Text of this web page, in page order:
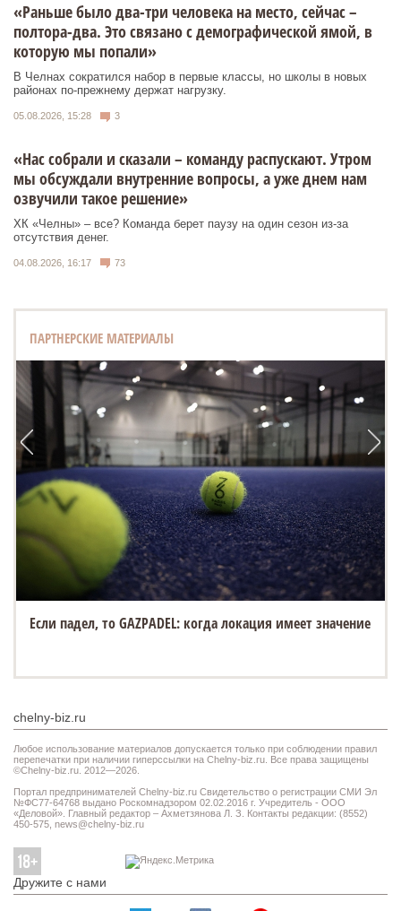
«Раньше было два-три человека на место, сейчас –
полтора-два. Это связано с демографической ямой, в
которую мы попали»
В Челнах сократился набор в первые классы, но школы в новых
районах по-прежнему держат нагрузку.
05.08.2026, 15:28 3
«Нас собрали и сказали – команду распускают. Утром
мы обсуждали внутренние вопросы, а уже днем нам
озвучили такое решение»
ХК «Челны» – все? Команда берет паузу на один сезон из-за
отсутствия денег.
04.08.2026, 16:17 73
ПАРТНЕРСКИЕ МАТЕРИАЛЫ
Если падел, то GAZPADEL: когда локация имеет значение
chelny-biz.ru
Любое использование материалов допускается только при соблюдении правил
перепечатки при наличии гиперссылки на Chelny-biz.ru. Все права защищены
©Chelny-biz.ru. 2012—2026.
Портал предпринимателей Chelny-biz.ru Свидетельство о регистрации СМИ Эл
№ФС77-64768 выдано Роскомнадзором 02.02.2016 г. Учредитель - ООО
«Деловой». Главный редактор – Ахметзянова Л. З. Контакты редакции: (8552)
450-575, news@chelny-biz.ru
Дружите с нами